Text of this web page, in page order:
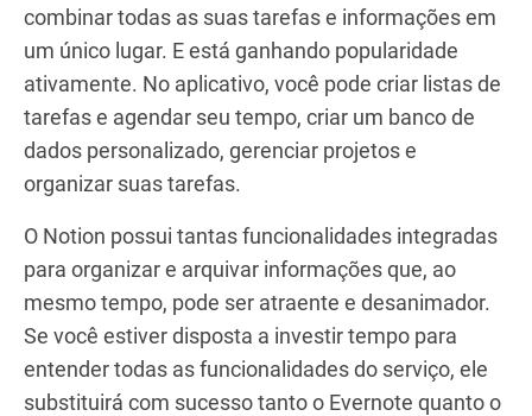
combinar todas as suas tarefas e informações em
um único lugar. E está ganhando popularidade
ativamente. No aplicativo, você pode criar listas de
tarefas e agendar seu tempo, criar um banco de
dados personalizado, gerenciar projetos e
organizar suas tarefas.
O Notion possui tantas funcionalidades integradas
para organizar e arquivar informações que, ao
mesmo tempo, pode ser atraente e desanimador.
Se você estiver disposta a investir tempo para
entender todas as funcionalidades do serviço, ele
substituirá com sucesso tanto o Evernote quanto o